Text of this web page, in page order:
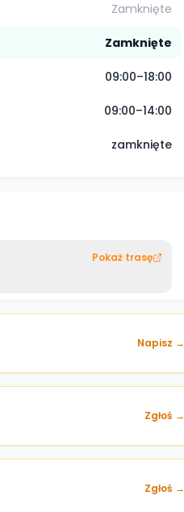
Zamknięte
Zamknięte
09:00–18:00
09:00–14:00
zamknięte
Pokaż trasę
Napisz →
Zgłoś →
Zgłoś →